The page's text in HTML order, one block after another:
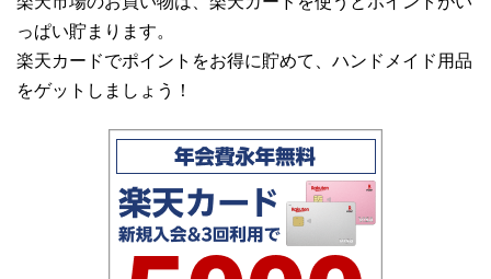
っぱい貯まります。
楽天カードでポイントをお得に貯めて、ハンドメイド用品
をゲットしましょう！